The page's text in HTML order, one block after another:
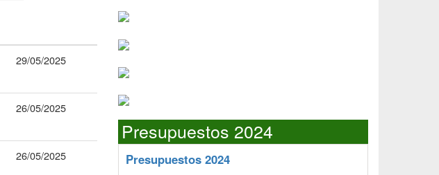
29/05/2025
26/05/2025
26/05/2025
Presupuestos 2024
Presupuestos 2024